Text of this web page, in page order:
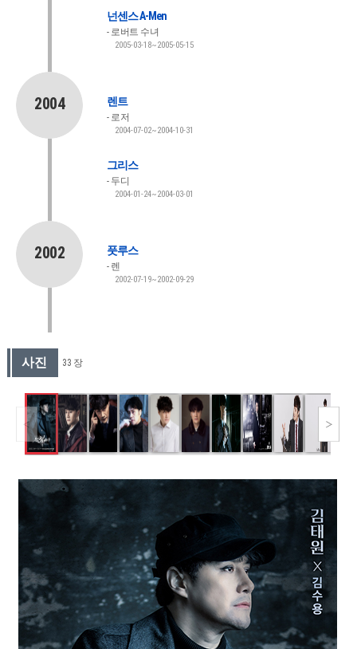
넌센스 A-Men
로버트 수녀
2005-03-18~2005-05-15
2004 렌트
로저
2004-07-02~2004-10-31
그리스
두디
2004-01-24~2004-03-01
2002 풋루스
렌
2002-07-19~2002-09-29
사진 33 장